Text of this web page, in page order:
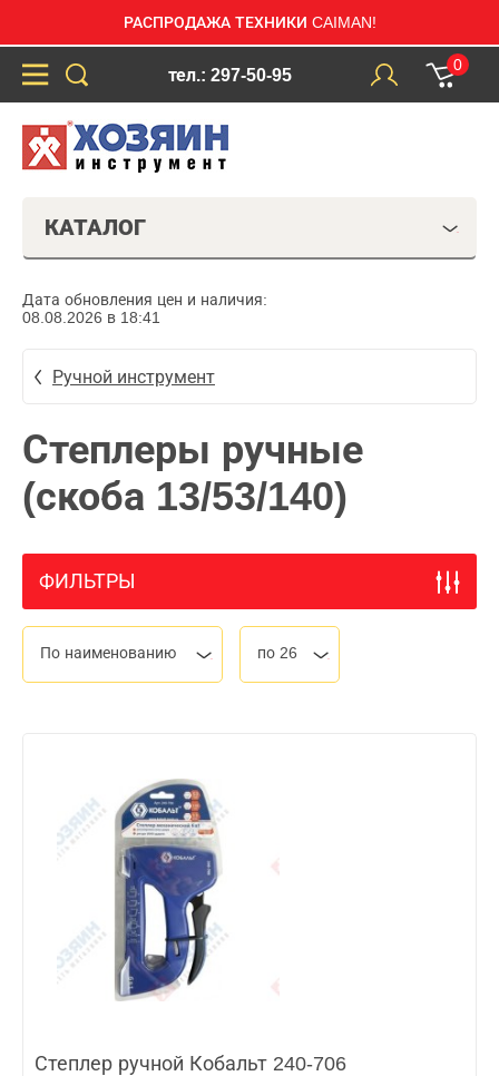
РАСПРОДАЖА ТЕХНИКИ CAIMAN!
тел.: 297-50-95
0
КАТАЛОГ
Дата обновления цен и наличия:
08.08.2026 в 18:41
Ручной инструмент
Степлеры ручные
(скоба 13/53/140)
ФИЛЬТРЫ
По наименованию по 26
Степлер ручной Кобальт 240-706